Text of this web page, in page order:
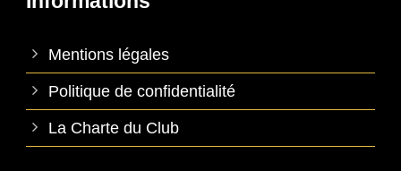
Mentions légales
Politique de confidentialité
La Charte du Club